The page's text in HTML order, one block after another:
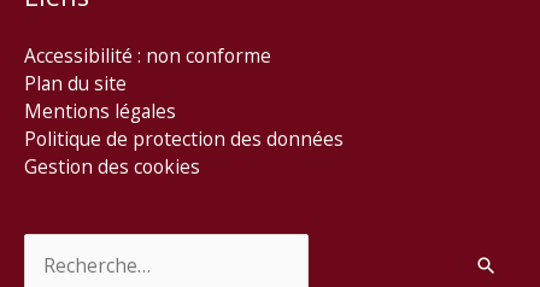
Accessibilité : non conforme
Plan du site
Mentions légales
Politique de protection des données
Gestion des cookies